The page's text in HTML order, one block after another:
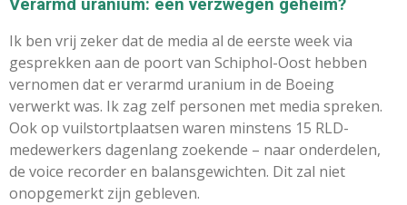
Verarmd uranium: een verzwegen geheim?
Ik ben vrij zeker dat de media al de eerste week via
gesprekken aan de poort van Schiphol-Oost hebben
vernomen dat er verarmd uranium in de Boeing
verwerkt was. Ik zag zelf personen met media spreken.
Ook op vuilstortplaatsen waren minstens 15 RLD-
medewerkers dagenlang zoekende – naar onderdelen,
de voice recorder en balansgewichten. Dit zal niet
onopgemerkt zijn gebleven.